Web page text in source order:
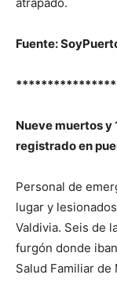
Fuente:
Nueve muertos y
registrado en
Personal de
lugar y
Valdivia. Seis de
furgón donde
Salud Familiar de